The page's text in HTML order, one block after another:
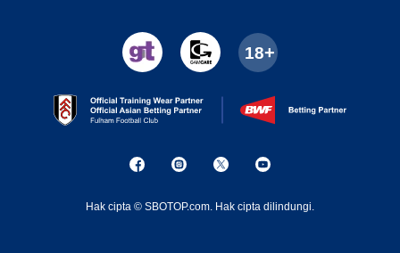
Hak cipta © SBOTOP.com. Hak cipta dilindungi.